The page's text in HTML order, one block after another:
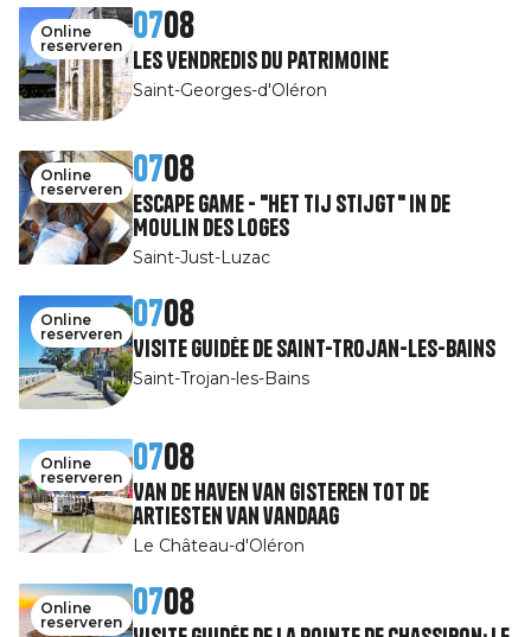
Online
reserveren
0708
Les Vendredis du patrimoine
Saint-Georges-d'Oléron
Online
reserveren
0708
Escape Game - "Het tij stijgt" in de
Moulin des Loges
Saint-Just-Luzac
Online
reserveren
0708
Visite guidée de Saint-Trojan-les-Bains
Saint-Trojan-les-Bains
Online
reserveren
0708
Van de haven van gisteren tot de
artiesten van vandaag
Le Château-d'Oléron
Online
reserveren
0708